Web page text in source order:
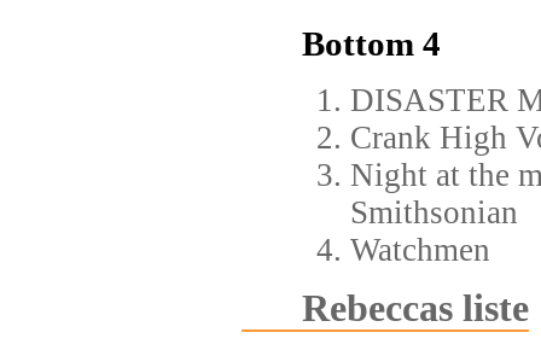
Bottom 4
DISASTER
Crank High
Night at the
Smithsonian
Watchmen
Rebeccas liste